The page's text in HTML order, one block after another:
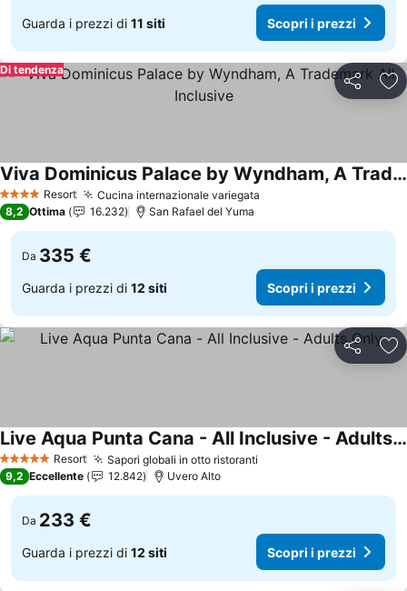
Guarda i prezzi di 11 siti Scopri i prezzi
Condividi
Di tendenza
4 Stelle Resort Cucina internazionale variegata
Viva Dominicus Palace by Wyndham, A Trademark All Inclusive
Scopri i prezzi
8,2 Ottima 16.232 San Rafael del Yuma
Da 335 €
Guarda i prezzi di 12 siti Scopri i prezzi
Condividi
5 Stelle Resort Sapori globali in otto ristoranti
Live Aqua Punta Cana - All Inclusive - Adults Only
Scopri i prezzi
9,2 Eccellente 12.842 Uvero Alto
Da 233 €
Guarda i prezzi di 12 siti Scopri i prezzi